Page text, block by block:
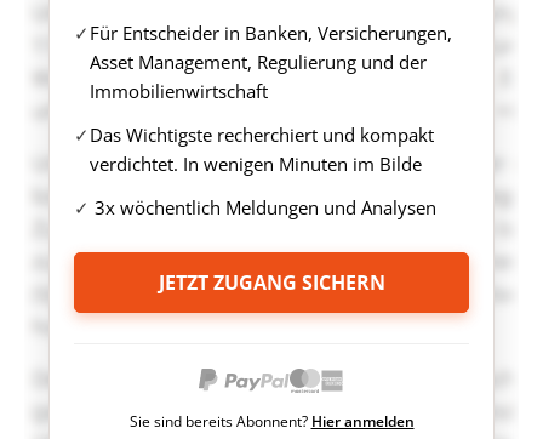
Für Entscheider in Banken, Versicherungen,
Asset Management, Regulierung und der
Immobilienwirtschaft
Das Wichtigste recherchiert und kompakt
verdichtet. In wenigen Minuten im Bilde
3x wöchentlich Meldungen und Analysen
JETZT ZUGANG SICHERN
Sie sind bereits Abonnent? Hier anmelden